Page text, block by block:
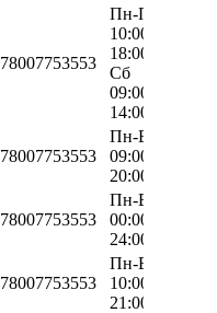
78007753553
Пн-Пт
10:00-
18:00
Сб
09:00-
14:00
78007753553
Пн-Вс
09:00-
20:00
78007753553
Пн-Вс
00:00-
24:00
78007753553
Пн-Вс
10:00-
21:00